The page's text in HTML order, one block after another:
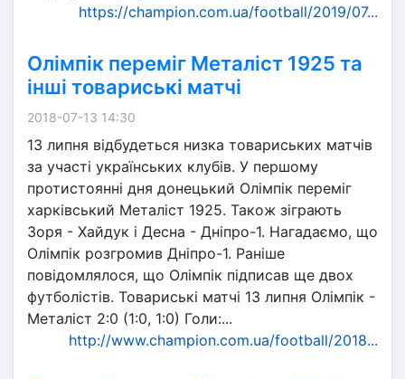
https://champion.com.ua/football/2019/07...
Олімпік переміг Металіст 1925 та
інші товариські матчі
2018-07-13 14:30
13 липня відбудеться низка товариських матчів
за участі українських клубів. У першому
протистоянні дня донецький Олімпік переміг
харківський Металіст 1925. Також зіграють
Зоря - Хайдук і Десна - Дніпро-1. Нагадаємо, що
Олімпік розгромив Дніпро-1. Раніше
повідомлялося, що Олімпік підписав ще двох
футболістів. Товариські матчі 13 липня Олімпік -
Металіст 2:0 (1:0, 1:0) Голи:...
http://www.champion.com.ua/football/2018...